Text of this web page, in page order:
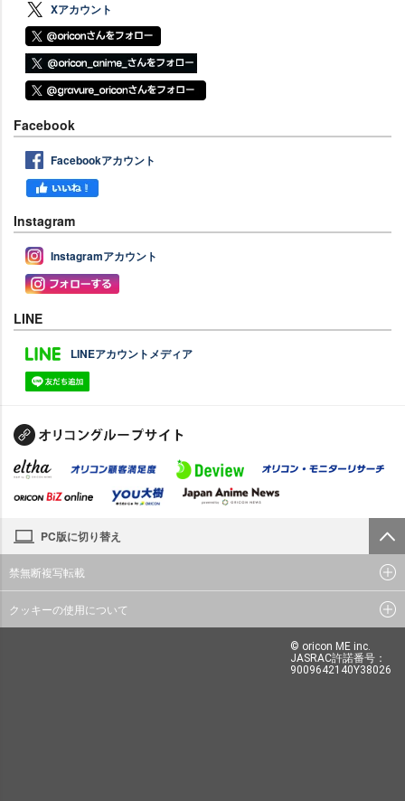
Xアカウント
Facebook
Facebookアカウント
Instagram
Instagramアカウント
LINE
LINEアカウントメディア
PC版に切り替え
禁無断複写転載
クッキーの使用について
© oricon ME inc.
JASRAC許諾番号：
9009642140Y38026